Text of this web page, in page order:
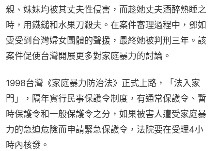
親、妹妹均被其丈夫性侵害，而趁她丈夫酒醉熟睡之
時，用鐵鎚和水果刀殺夫。在案件審理過程中，鄧如
雯受到台灣婦女團體的聲援，最終她被判刑三年。該
案件促使台灣開展更多對家庭暴力的討論。
1998台灣《家庭暴力防治法》正式上路，「法入家
門」，隔年實行民事保護令制度，有通常保護令、暫
時保護令和一般保護令之分，如果被害人遭受家庭暴
力的急迫危險而申請緊急保護令，法院要在受理4小
時內核發。